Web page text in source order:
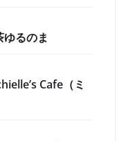
ゆるのま
Cafe（ミ